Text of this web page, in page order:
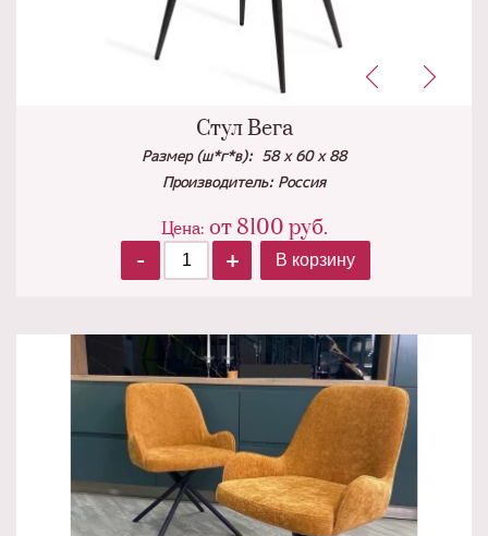
Стул Вега
Размер (ш*г*в): 58 х 60 х 88
Производитель: Россия
Цена: от 8100 руб.
-
+ В корзину